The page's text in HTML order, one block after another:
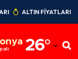
ALTIN FİYATLARI
26°
Adıyaman